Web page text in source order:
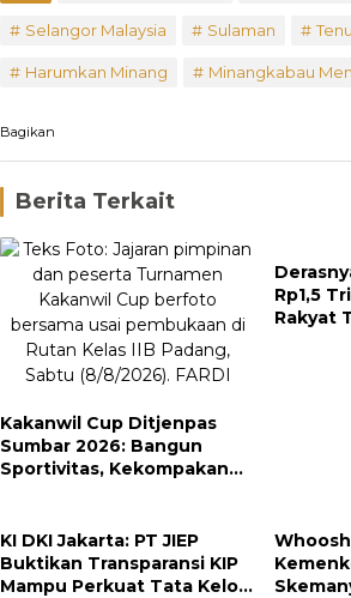
Selangor Malaysia Sulaman
Harumkan Minang Minangkabau
Bagikan
Berita Terkait
Kakanwil Cup Ditjenpas
Sumbar 2026: Bangun
Sportivitas, Kekompakan
Rp1,5
Rakyat
KI DKI Jakarta: PT JIEP
Buktikan Transparansi KIP
Mampu Perkuat Tata Kelola